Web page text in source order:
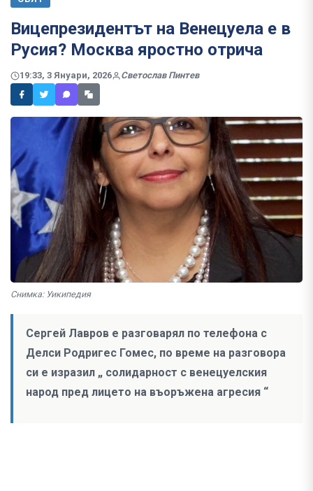
Вицепрезидентът на Венецуела е в
Русия? Москва яростно отрича
19:33, 3 Януари, 2026 Светослав Пинтев
Снимка: Уикипедия
Сергей Лавров е разговарял по телефона с
Делси Родригес Гомес, по време на разговора
си е изразил „ солидарност с венецуелския
народ пред лицето на въоръжена агресия “